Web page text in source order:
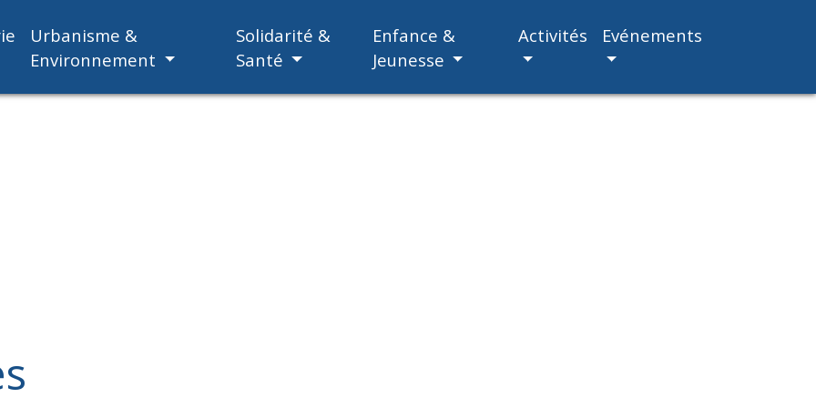
Urbanisme &
Environnement
Solidarité &
Santé
Enfance &
Jeunesse
Activités Evénements